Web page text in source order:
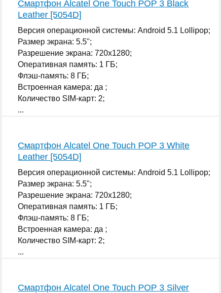
Смартфон Alcatel One Touch POP 3 Black
Leather [5054D]
Версия операционной системы: Android 5.1 Lollipop;
Размер экрана: 5.5";
Разрешение экрана: 720x1280;
Оперативная память: 1 ГБ;
Флэш-память: 8 ГБ;
Встроенная камера: да ;
Количество SIM-карт: 2;
...
Смартфон Alcatel One Touch POP 3 White
Leather [5054D]
Версия операционной системы: Android 5.1 Lollipop;
Размер экрана: 5.5";
Разрешение экрана: 720x1280;
Оперативная память: 1 ГБ;
Флэш-память: 8 ГБ;
Встроенная камера: да ;
Количество SIM-карт: 2;
...
Смартфон Alcatel One Touch POP 3 Silver